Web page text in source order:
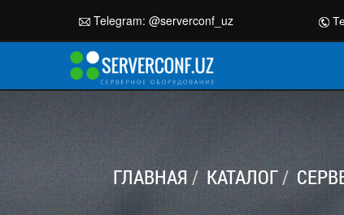
Telegram: @serverconf_uz
ГЛАВНАЯ КАТАЛОГ